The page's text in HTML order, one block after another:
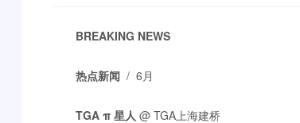
BREAKING NEWS
热点新闻 / 6月
TGA π 星人 @ TGA上海建桥